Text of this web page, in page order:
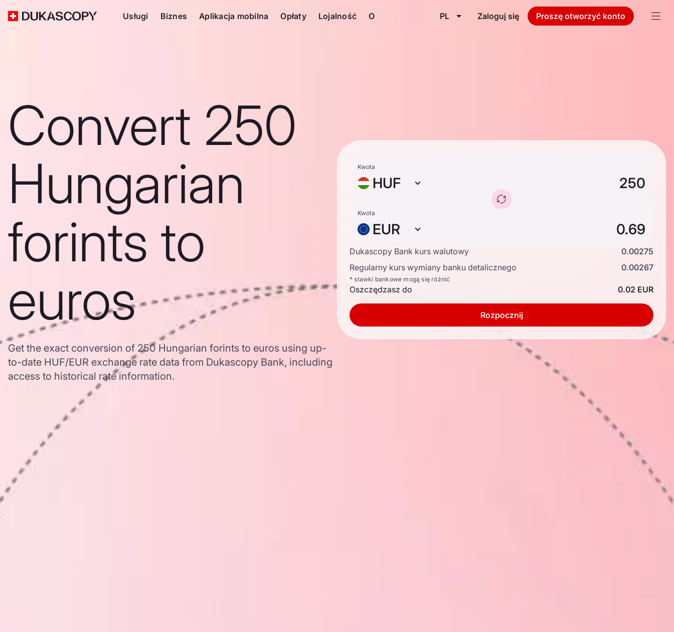
Usługi Biznes Aplikacja mobilna Opłaty Lojalność O PL Zaloguj się Proszę otworzyć konto
Convert 250
Hungarian
forints to
euros
Get the exact conversion of 250 Hungarian forints to euros using up-
to-date HUF/EUR exchange rate data from Dukascopy Bank, including
access to historical rate information.
Kwota
HUF
Kwota
EUR
Dukascopy Bank kurs walutowy
0.00275
Regularny kurs wymiany banku detalicznego
0.00267
* stawki bankowe mogą się różnić
Oszczędzasz do 0.02 EUR
Rozpocznij